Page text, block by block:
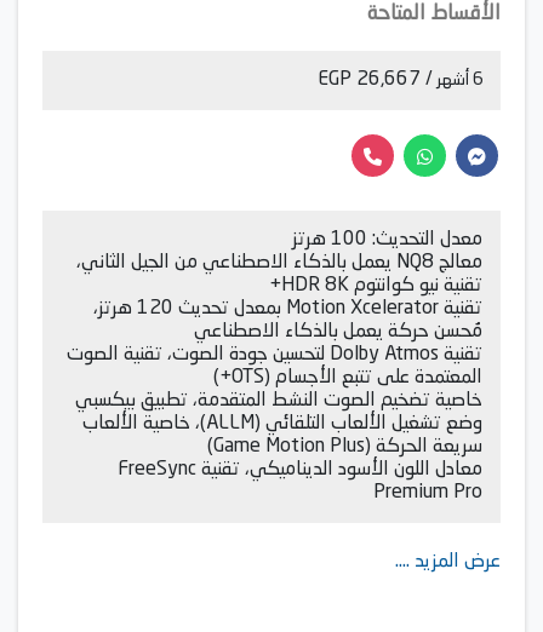
الأقساط المتاحة
6 أشهر / 26,667 EGP
معدل التحديث: 100 هرتز
معالج NQ8 يعمل بالذكاء الاصطناعي من الجيل الثاني،
تقنية نيو كوانتوم HDR 8K+
تقنية Motion Xcelerator بمعدل تحديث 120 هرتز،
مُحسن حركة يعمل بالذكاء الاصطناعي
تقنية Dolby Atmos لتحسين جودة الصوت، تقنية الصوت
المعتمدة على تتبع الأجسام (OTS+)
خاصية تضخيم الصوت النشط المتقدمة، تطبيق بيكسبي
وضع تشغيل الألعاب التلقائي (ALLM)، خاصية الألعاب
سريعة الحركة (Game Motion Plus)
معادل اللون الأسود الديناميكي، تقنية FreeSync
Premium Pro
عرض المزيد ....